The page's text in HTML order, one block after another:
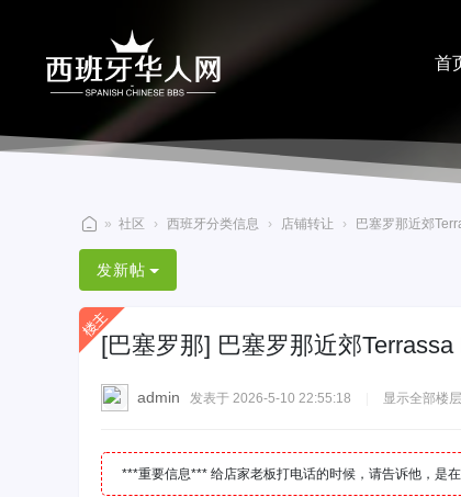
首
西
班
牙
华
» 社区 › 西班牙分类信息 › 店铺转让 › 巴塞罗那近郊
发新帖
[巴塞罗那] 巴塞罗那近郊
admin 发表于 2026-5-10 22:55:18 显示全部楼层
***重要信息*** 给店家老板打电话的时候，请告诉他，是